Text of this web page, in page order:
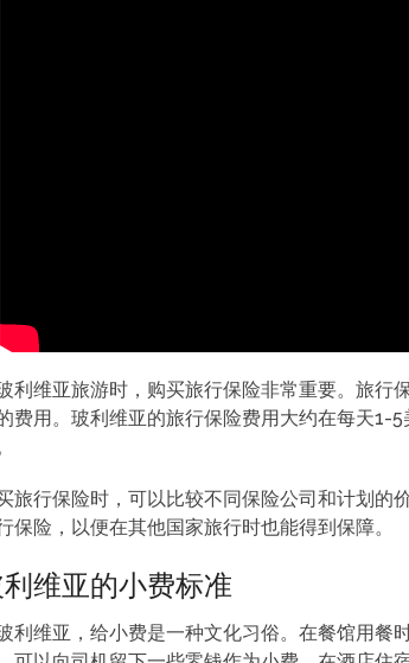
利维亚旅游时，购买旅行保险非常重要。旅行
费用。玻利维亚的旅行保险费用大约在每天1-
旅行保险时，可以比较不同保险公司和计划的
保险，以便在其他国家旅行时也能得到保障。
维亚的小费标准
利维亚，给小费是一种文化习俗。在餐馆用餐